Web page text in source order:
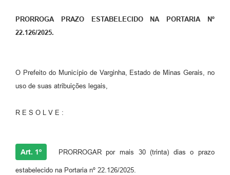
PRORROGA PRAZO ESTABELECIDO NA PORTARIA Nº
22.126/2025.
O Prefeito do Município de Varginha, Estado de Minas Gerais, no
uso de suas atribuições legais,
R E S O L V E :
Art. 1º PRORROGAR por mais 30 (trinta) dias o prazo
estabelecido na Portaria nº 22.126/2025.